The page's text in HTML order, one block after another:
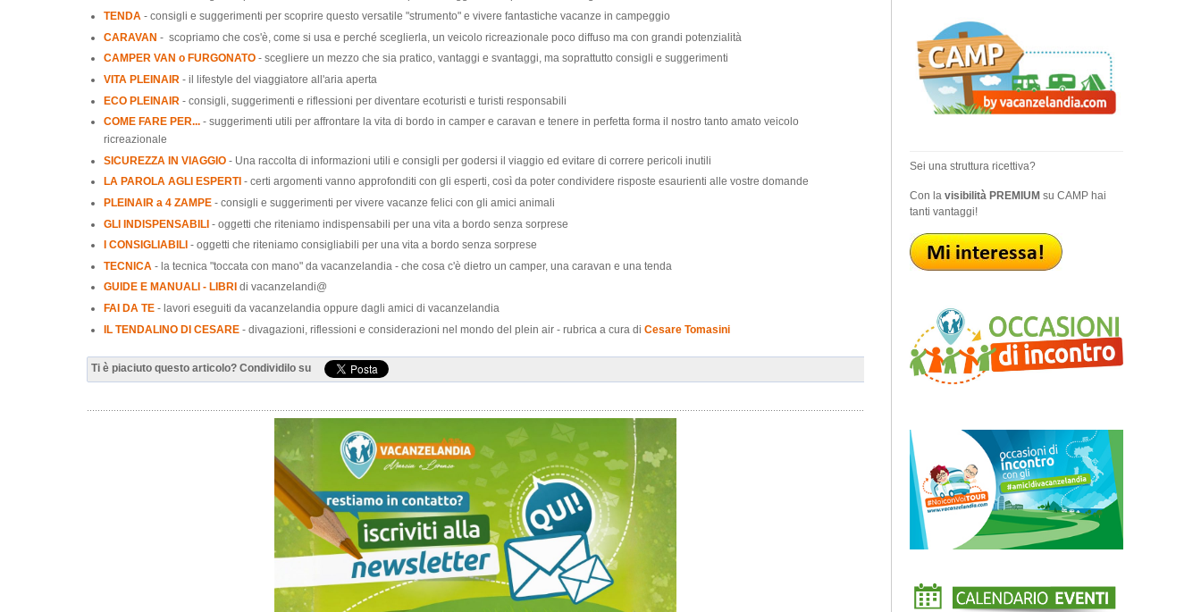
TENDA - consigli e suggerimenti per scoprire questo versatile "strumento" e vivere fantastiche vacanze in campeggio
CARAVAN - scopriamo che cos'è, come si usa e perché sceglierla, un veicolo ricreazionale poco diffuso ma con grandi potenzialità
CAMPER VAN o FURGONATO - scegliere un mezzo che sia pratico, vantaggi e svantaggi, ma soprattutto consigli e suggerimenti
VITA PLEINAIR - il lifestyle del viaggiatore all'aria aperta
ECO PLEINAIR - consigli, suggerimenti e riflessioni per diventare ecoturisti e turisti responsabili
COME FARE PER... - suggerimenti utili per affrontare la vita di bordo in camper e caravan e tenere in perfetta forma il nostro tanto amato veicolo
ricreazionale
SICUREZZA IN VIAGGIO - Una raccolta di informazioni utili e consigli per godersi il viaggio ed evitare di correre pericoli inutili
LA PAROLA AGLI ESPERTI - certi argomenti vanno approfonditi con gli esperti, così da poter condividere risposte esaurienti alle vostre domande
PLEINAIR a 4 ZAMPE - consigli e suggerimenti per vivere vacanze felici con gli amici animali
GLI INDISPENSABILI - oggetti che riteniamo indispensabili per una vita a bordo senza sorprese
I CONSIGLIABILI - oggetti che riteniamo consigliabili per una vita a bordo senza sorprese
TECNICA - la tecnica "toccata con mano" da vacanzelandia - che cosa c'è dietro un camper, una caravan e una tenda
GUIDE E MANUALI - LIBRI di vacanzelandi@
FAI DA TE - lavori eseguiti da vacanzelandia oppure dagli amici di vacanzelandia
IL TENDALINO DI CESARE - divagazioni, riflessioni e considerazioni nel mondo del plein air - rubrica a cura diCesare Tomasini
Ti è piaciuto questo articolo? Condividilo su
Sei una struttura ricettiva?
Con la visibilità PREMIUMsu CAMP hai
tanti vantaggi!